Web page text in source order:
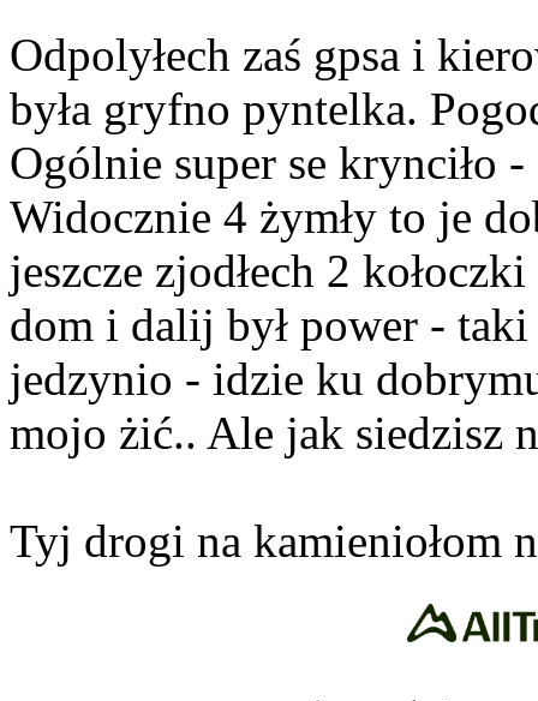
Odpolyłech zaś gpsa i
była gryfno pyntelka.
Ogólnie super se krynciło -
Widocznie 4 żymły to je
jeszcze zjodłech 2
dom i dalij był power -
jedzynio - idzie ku
mojo żić.. Ale jak siedzisz
Tyj drogi na kamieniołom